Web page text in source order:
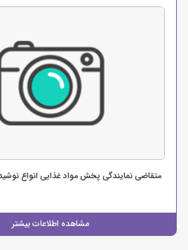
مشاهده اطلاعات بیشتر
متقاضی نمایندگی پخش مواد غذایی انواع